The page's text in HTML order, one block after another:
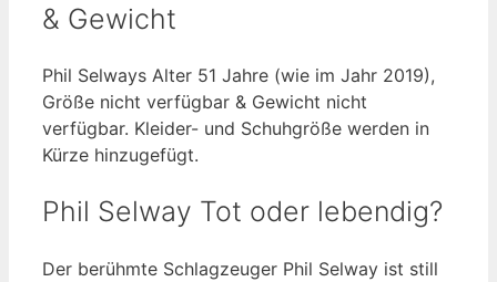
& Gewicht
Phil Selways Alter 51 Jahre (wie im Jahr 2019),
Größe nicht verfügbar & Gewicht nicht
verfügbar. Kleider- und Schuhgröße werden in
Kürze hinzugefügt.
Phil Selway Tot oder lebendig?
Der berühmte Schlagzeuger Phil Selway ist still